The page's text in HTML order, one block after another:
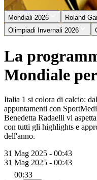
Mondiali 2026 Roland
Olimpiadi Invernali 2026
La
Mondiale
Italia 1 si colora di calcio:
appuntamenti con
Benedetta Radaelli vi
con tutti gli highlights e
dell'anno.
31 Mag 2025 - 00:43
31 Mag 2025 - 00:43
00:33